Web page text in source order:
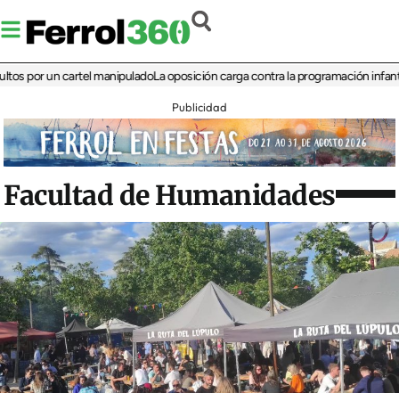
un cartel manipuladoLa oposición carga contra la programación infantil de
Publicidad
Facultad de Humanidades